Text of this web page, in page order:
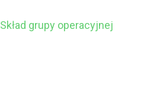
Skład grupy operacyjnej